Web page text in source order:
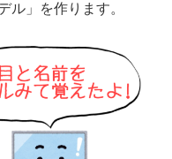
ル」を作ります。